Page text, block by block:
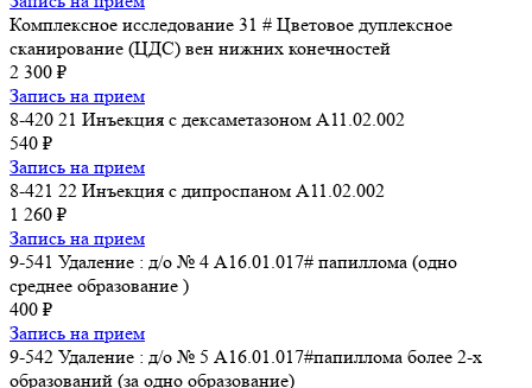
Комплексное исследование 31 # Цветовое дуплексное
сканирование (ЦДС) вен нижних конечностей
2 300 ₽
Запись на прием
8-420 21 Инъекция с дексаметазоном A11.02.002
540 ₽
Запись на прием
8-421 22 Инъекция с дипроспаном A11.02.002
1 260 ₽
Запись на прием
9-541 Удаление : д/о № 4 A16.01.017# папиллома (одно
среднее образование )
400 ₽
Запись на прием
9-542 Удаление : д/о № 5 A16.01.017#папиллома более 2-х
образований (за одно образование)